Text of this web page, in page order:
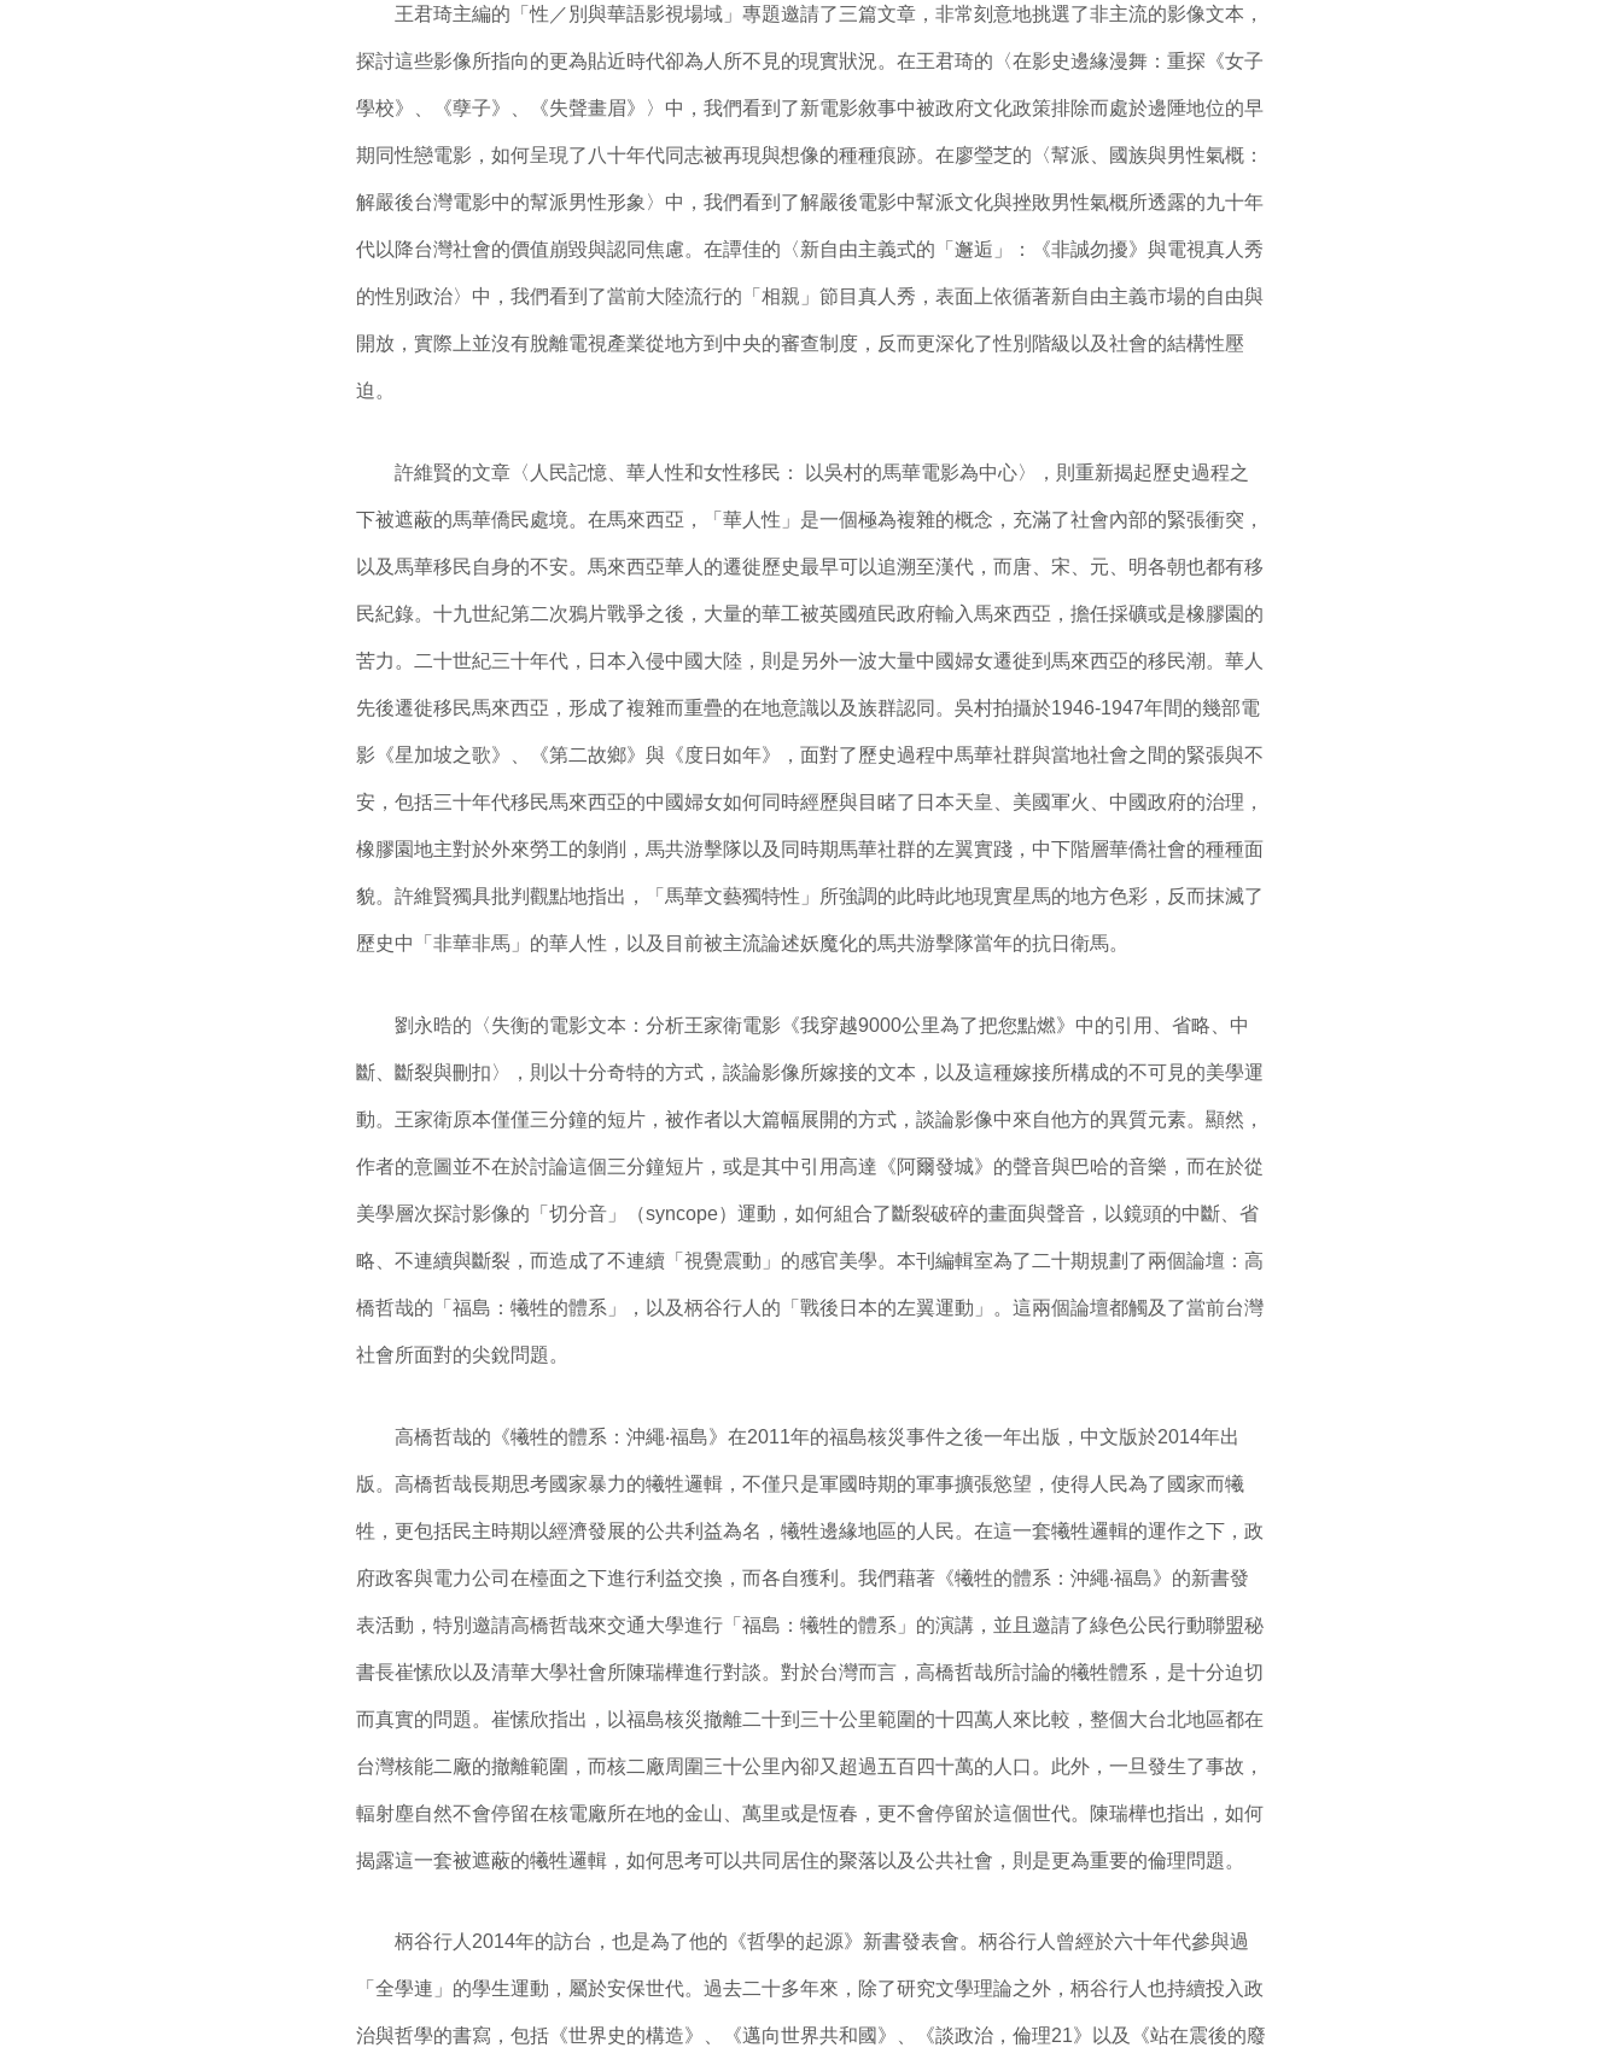
王君琦主編的「性／別與華語影視場域」專題邀請了三篇文章，非常刻意地挑選了非主流的影像文本，
探討這些影像所指向的更為貼近時代卻為人所不見的現實狀況。在王君琦的〈在影史邊緣漫舞：重探《女子
學校》、《孽子》、《失聲畫眉》〉中，我們看到了新電影敘事中被政府文化政策排除而處於邊陲地位的早
期同性戀電影，如何呈現了八十年代同志被再現與想像的種種痕跡。在廖瑩芝的〈幫派、國族與男性氣概：
解嚴後台灣電影中的幫派男性形象〉中，我們看到了解嚴後電影中幫派文化與挫敗男性氣概所透露的九十年
代以降台灣社會的價值崩毀與認同焦慮。在譚佳的〈新自由主義式的「邂逅」：《非誠勿擾》與電視真人秀
的性別政治〉中，我們看到了當前大陸流行的「相親」節目真人秀，表面上依循著新自由主義市場的自由與
開放，實際上並沒有脫離電視產業從地方到中央的審查制度，反而更深化了性別階級以及社會的結構性壓
迫。
許維賢的文章〈人民記憶、華人性和女性移民： 以吳村的馬華電影為中心〉，則重新揭起歷史過程之
下被遮蔽的馬華僑民處境。在馬來西亞，「華人性」是一個極為複雜的概念，充滿了社會內部的緊張衝突，
以及馬華移民自身的不安。馬來西亞華人的遷徙歷史最早可以追溯至漢代，而唐、宋、元、明各朝也都有移
民紀錄。十九世紀第二次鴉片戰爭之後，大量的華工被英國殖民政府輸入馬來西亞，擔任採礦或是橡膠園的
苦力。二十世紀三十年代，日本入侵中國大陸，則是另外一波大量中國婦女遷徙到馬來西亞的移民潮。華人
先後遷徙移民馬來西亞，形成了複雜而重疊的在地意識以及族群認同。吳村拍攝於1946-1947年間的幾部電
影《星加坡之歌》、《第二故鄉》與《度日如年》，面對了歷史過程中馬華社群與當地社會之間的緊張與不
安，包括三十年代移民馬來西亞的中國婦女如何同時經歷與目睹了日本天皇、美國軍火、中國政府的治理，
橡膠園地主對於外來勞工的剝削，馬共游擊隊以及同時期馬華社群的左翼實踐，中下階層華僑社會的種種面
貌。許維賢獨具批判觀點地指出，「馬華文藝獨特性」所強調的此時此地現實星馬的地方色彩，反而抹滅了
歷史中「非華非馬」的華人性，以及目前被主流論述妖魔化的馬共游擊隊當年的抗日衛馬。
劉永晧的〈失衡的電影文本：分析王家衛電影《我穿越9000公里為了把您點燃》中的引用、省略、中
斷、斷裂與刪扣〉，則以十分奇特的方式，談論影像所嫁接的文本，以及這種嫁接所構成的不可見的美學運
動。王家衛原本僅僅三分鐘的短片，被作者以大篇幅展開的方式，談論影像中來自他方的異質元素。顯然，
作者的意圖並不在於討論這個三分鐘短片，或是其中引用高達《阿爾發城》的聲音與巴哈的音樂，而在於從
美學層次探討影像的「切分音」（syncope）運動，如何組合了斷裂破碎的畫面與聲音，以鏡頭的中斷、省
略、不連續與斷裂，而造成了不連續「視覺震動」的感官美學。本刊編輯室為了二十期規劃了兩個論壇：高
橋哲哉的「福島：犧牲的體系」，以及柄谷行人的「戰後日本的左翼運動」。這兩個論壇都觸及了當前台灣
社會所面對的尖銳問題。
高橋哲哉的《犧牲的體系：沖繩‧福島》在2011年的福島核災事件之後一年出版，中文版於2014年出
版。高橋哲哉長期思考國家暴力的犧牲邏輯，不僅只是軍國時期的軍事擴張慾望，使得人民為了國家而犧
牲，更包括民主時期以經濟發展的公共利益為名，犧牲邊緣地區的人民。在這一套犧牲邏輯的運作之下，政
府政客與電力公司在檯面之下進行利益交換，而各自獲利。我們藉著《犧牲的體系：沖繩‧福島》的新書發
表活動，特別邀請高橋哲哉來交通大學進行「福島：犧牲的體系」的演講，並且邀請了綠色公民行動聯盟秘
書長崔愫欣以及清華大學社會所陳瑞樺進行對談。對於台灣而言，高橋哲哉所討論的犧牲體系，是十分迫切
而真實的問題。崔愫欣指出，以福島核災撤離二十到三十公里範圍的十四萬人來比較，整個大台北地區都在
台灣核能二廠的撤離範圍，而核二廠周圍三十公里內卻又超過五百四十萬的人口。此外，一旦發生了事故，
輻射塵自然不會停留在核電廠所在地的金山、萬里或是恆春，更不會停留於這個世代。陳瑞樺也指出，如何
揭露這一套被遮蔽的犧牲邏輯，如何思考可以共同居住的聚落以及公共社會，則是更為重要的倫理問題。
柄谷行人2014年的訪台，也是為了他的《哲學的起源》新書發表會。柄谷行人曾經於六十年代參與過
「全學連」的學生運動，屬於安保世代。過去二十多年來，除了研究文學理論之外，柄谷行人也持續投入政
治與哲學的書寫，包括《世界史的構造》、《邁向世界共和國》、《談政治，倫理21》以及《站在震後的廢